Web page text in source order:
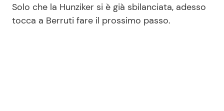
Solo che la Hunziker si è già sbilanciata, adesso
tocca a Berruti fare il prossimo passo.